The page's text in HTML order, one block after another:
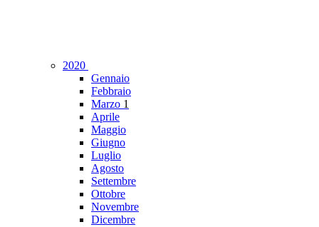
2020
Gennaio
Febbraio
Marzo 1
Aprile
Maggio
Giugno
Luglio
Agosto
Settembre
Ottobre
Novembre
Dicembre